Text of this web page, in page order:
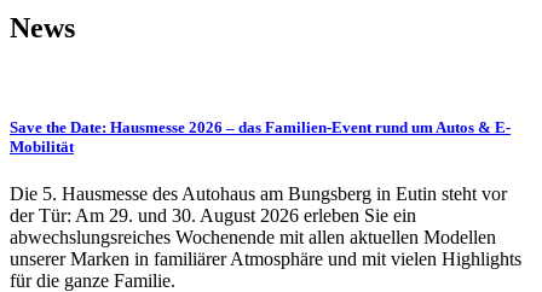
News
Save the Date: Hausmesse 2026 – das Familien-Event rund um Autos & E-
Mobilität
Die 5. Hausmesse des Autohaus am Bungsberg in Eutin steht vor
der Tür: Am 29. und 30. August 2026 erleben Sie ein
abwechslungsreiches Wochenende mit allen aktuellen Modellen
unserer Marken in familiärer Atmosphäre und mit vielen Highlights
für die ganze Familie.